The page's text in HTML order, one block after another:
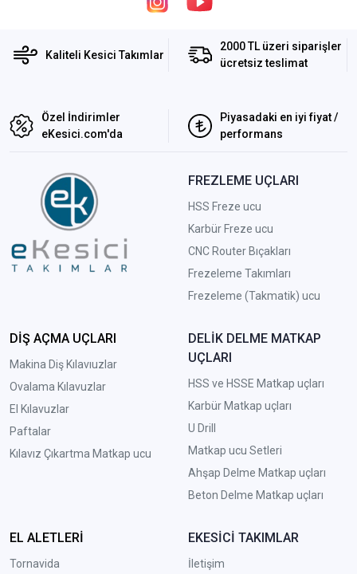
Kaliteli Kesici Takımlar
2000 TL üzeri siparişler
ücretsiz teslimat
Özel İndirimler
eKesici.com'da
Piyasadaki en iyi fiyat /
performans
FREZLEME UÇLARI
HSS Freze ucu
Karbür Freze ucu
CNC Router Bıçakları
Frezeleme Takımları
Frezeleme (Takmatik) ucu
DİŞ AÇMA UÇLARI
Makina Diş Kılavıuzlar
Ovalama Kılavuzlar
El Kılavuzlar
Paftalar
Kılavız Çıkartma Matkap ucu
DELİK DELME MATKAP
UÇLARI
HSS ve HSSE Matkap uçları
Karbür Matkap uçları
U Drill
Matkap ucu Setleri
Ahşap Delme Matkap uçları
Beton Delme Matkap uçları
EL ALETLERİ
Tornavida
EKESİCİ TAKIMLAR
İletişim